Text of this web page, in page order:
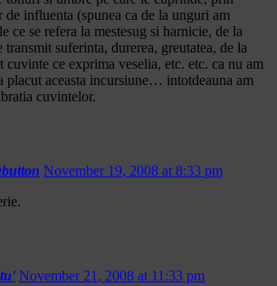
influenta (spunea ca de la unguri am
ce se refera la mestesug si harnicie, de la
suferinta, durerea, greutatea, de la
cuvinte ce exprima veselia, etc. etc. ca nu am
placut aceasta incursiune… intotdeauna am
cuvintelor.
November 19, 2008 at 8:33 pm
November 21, 2008 at 11:33 pm